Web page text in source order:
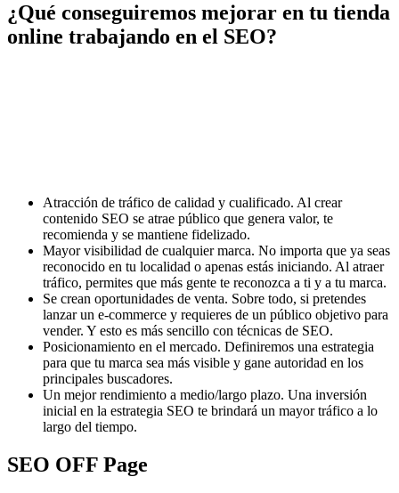
¿Qué conseguiremos mejorar en tu tienda
online trabajando en el SEO?
Atracción de tráfico de calidad y cualificado. Al crear
contenido SEO se atrae público que genera valor, te
recomienda y se mantiene fidelizado.
Mayor visibilidad de cualquier marca. No importa que ya seas
reconocido en tu localidad o apenas estás iniciando. Al atraer
tráfico, permites que más gente te reconozca a ti y a tu marca.
Se crean oportunidades de venta. Sobre todo, si pretendes
lanzar un e-commerce y requieres de un público objetivo para
vender. Y esto es más sencillo con técnicas de SEO.
Posicionamiento en el mercado. Definiremos una estrategia
para que tu marca sea más visible y gane autoridad en los
principales buscadores.
Un mejor rendimiento a medio/largo plazo. Una inversión
inicial en la estrategia SEO te brindará un mayor tráfico a lo
largo del tiempo.
SEO OFF Page